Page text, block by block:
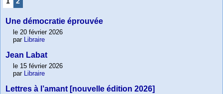
Une démocratie éprouvée
le 20 février 2026
par Libraire
Jean Labat
le 15 février 2026
par Libraire
Lettres à l’amant [nouvelle édition 2026]